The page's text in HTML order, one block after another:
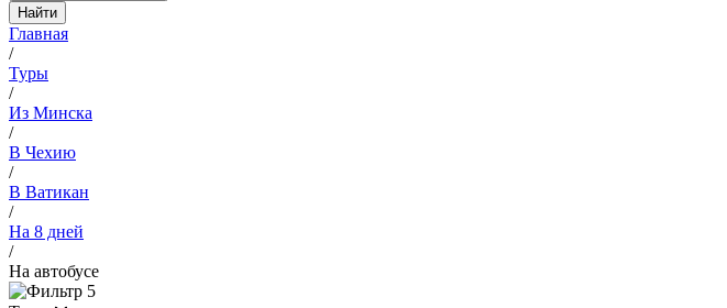
Найти
Главная
/
Туры
/
Из Минска
/
В Чехию
/
В Ватикан
/
На 8 дней
/
На автобусе
5